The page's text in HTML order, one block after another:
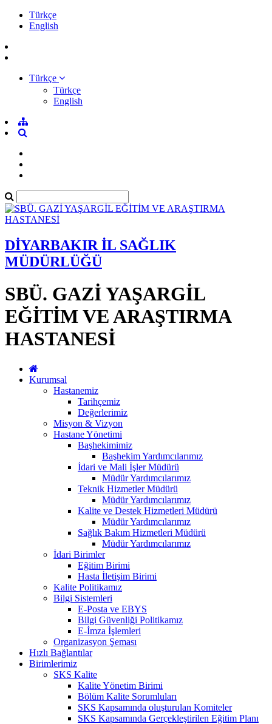
Türkçe
English
Türkçe
Türkçe
English
DİYARBAKIR İL SAĞLIK
MÜDÜRLÜĞÜ
SBÜ. GAZİ YAŞARGİL
EĞİTİM VE ARAŞTIRMA
HASTANESİ
Kurumsal
Hastanemiz
Tarihçemiz
Değerlerimiz
Misyon & Vizyon
Hastane Yönetimi
Başhekimimiz
Başhekim Yardımcılarımız
İdari ve Mali İşler Müdürü
Müdür Yardımcılarımız
Teknik Hizmetler Müdürü
Müdür Yardımcılarımız
Kalite ve Destek Hizmetleri Müdürü
Müdür Yardımcılarımız
Sağlık Bakım Hizmetleri Müdürü
Müdür Yardımcılarımız
İdari Birimler
Eğitim Birimi
Hasta İletişim Birimi
Kalite Politikamız
Bilgi Sistemleri
E-Posta ve EBYS
Bilgi Güvenliği Politikamız
E-İmza İşlemleri
Organizasyon Şeması
Hızlı Bağlantılar
Birimlerimiz
SKS Kalite
Kalite Yönetim Birimi
Bölüm Kalite Sorumluları
SKS Kapsamında oluşturulan Komiteler
SKS Kapsamında Gerçekleştirilen Eğitim Planı